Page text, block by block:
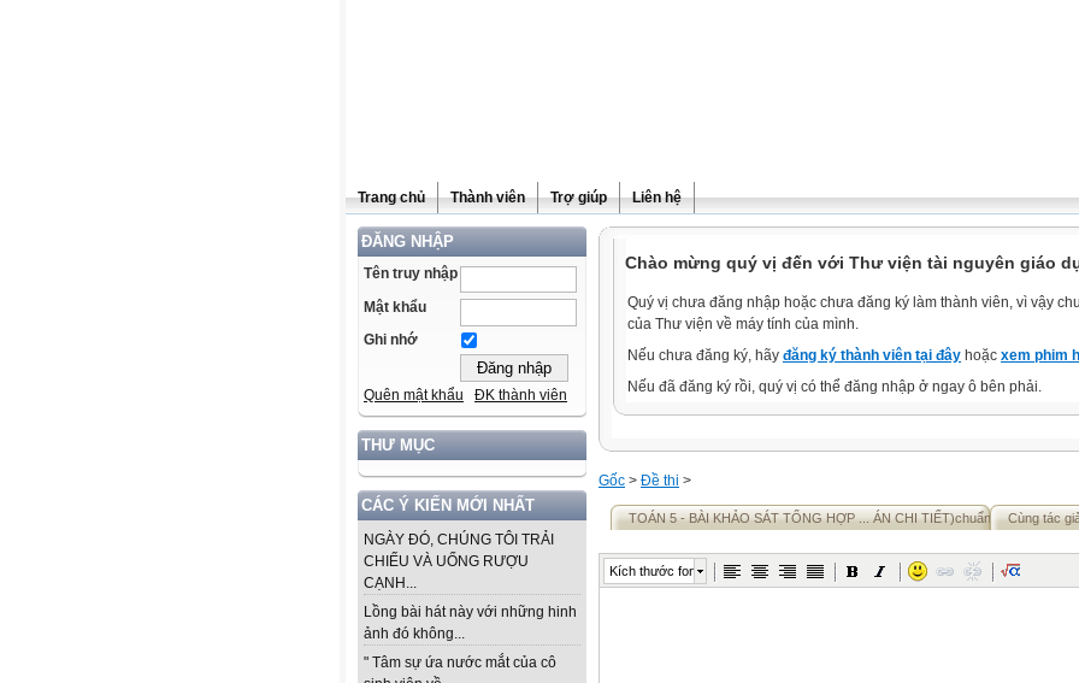
Trang chủ Thành viên Trợ giúp Liên hệ
ĐĂNG NHẬP
Tên truy nhập
Mật khẩu
Ghi nhớ
Quên mật khẩu ĐK thành viên
THƯ MỤC
CÁC Ý KIẾN MỚI NHẤT
NGÀY ĐÓ, CHÚNG TÔI TRẢI
CHIẾU VÀ UỐNG RƯỢU
CẠNH...
Lồng bài hát này với những hinh
ảnh đó không...
" Tâm sự ứa nước mắt của cô
Chào mừng quý vị đến với Thư viện tài nguyên giáo
Quý vị chưa đăng nhập hoặc chưa đăng ký làm thành viên, vì vậy
của Thư viện về máy tính của mình.
Nếu chưa đăng ký, hãy đăng ký thành viên tại đây hoặc xem phim
Nếu đã đăng ký rồi, quý vị có thể đăng nhập ở ngay ô bên phải.
Gốc > Đề thi >
TOÁN 5 - BÀI KHẢO SÁT TỔNG HỢP ... ÁN CHI TIẾT)chuẩn Cùng tác
Kích thước font